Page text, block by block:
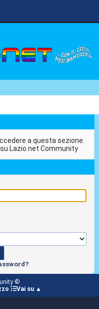
a questa sezione.
su Lazio.net Community
©
Vai su ▲